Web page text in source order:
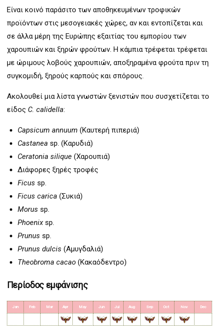
Είναι κοινό παράσιτο των αποθηκευμένων τροφικών
προϊόντων στις μεσογειακές χώρες, αν και εντοπίζεται και
σε άλλα μέρη της Ευρώπης εξαιτίας του εμπορίου των
χαρουπιών και ξηρών φρούτων. Η κάμπια τρέφεται τρέφεται
με ώριμους λοβούς χαρουπιών, αποξηραμένα φρούτα πριν τη
συγκομιδή, ξηρούς καρπούς και σπόρους.
Ακολουθεί μια λίστα γνωστών ξενιστών που συσχετίζεται το
είδος C. calidella:
Capsicum annuum (Καυτερή πιπεριά)
Castanea sp. (Καρυδιά)
Ceratonia silique(Χαρουπιά)
Διάφορες ξηρές τροφές
Ficus sp.
Ficus carica (Συκιά)
Morus sp.
Phoenixsp.
Prunus sp.
Prunus dulcis (Αμυγδαλιά)
Theobroma cacao (Κακαόδεντρο)
Περίοδος εμφάνισης
Jan Feb Mar Apr May Jun Jul Aug Sep Oct Nov Dec